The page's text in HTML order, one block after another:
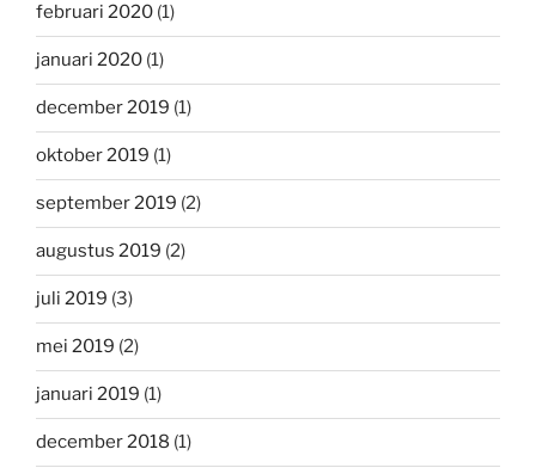
februari 2020 (1)
januari 2020 (1)
december 2019 (1)
oktober 2019 (1)
september 2019 (2)
augustus 2019 (2)
juli 2019 (3)
mei 2019 (2)
januari 2019 (1)
december 2018 (1)